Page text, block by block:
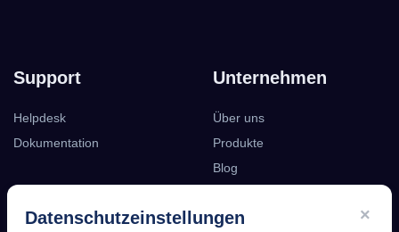
Datenschutzeinstellungen ×
Support
Helpdesk
Dokumentation
Unternehmen
Über uns
Produkte
Blog
Kontakt